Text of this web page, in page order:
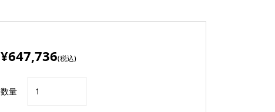
¥647,736(税込)
数量